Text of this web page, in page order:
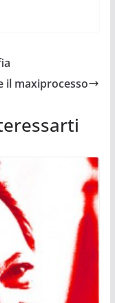
il maxiprocesso